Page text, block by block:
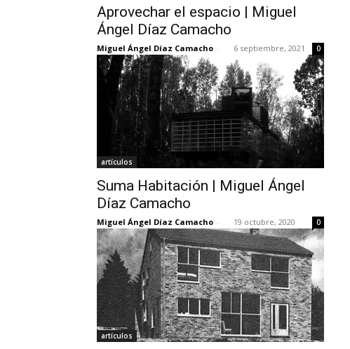
Aprovechar el espacio | Miguel
Ángel Díaz Camacho
Miguel Ángel Díaz Camacho - 6 septiembre, 2021 0
artículos
Suma Habitación | Miguel Ángel
Díaz Camacho
Miguel Ángel Díaz Camacho - 19 octubre, 2020 0
artículos